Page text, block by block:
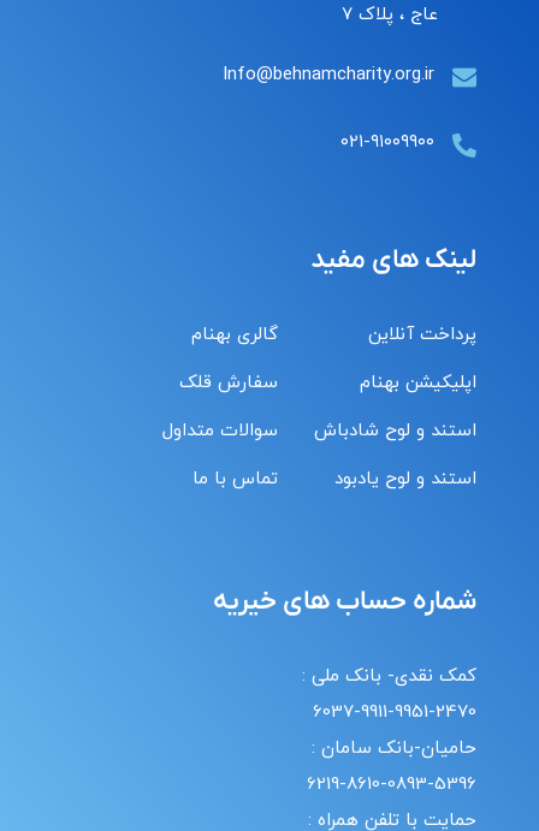
عاج ، پلاک ۷
Info@behnamcharity.org.ir
۰۲۱-۹۱۰۰۹۹۰۰
لینک های مفید
پرداخت آنلاین
اپلیکیشن بهنام
استند و لوح شادباش
استند و لوح یادبود
گالری بهنام
سفارش قلک
سوالات متداول
تماس با ما
شماره حساب های خیریه
کمک نقدی- بانک ملی :
6037-9911-9951-2470
حامیان-بانک سامان :
6219-8610-0893-5396
حمایت با تلفن همراه :